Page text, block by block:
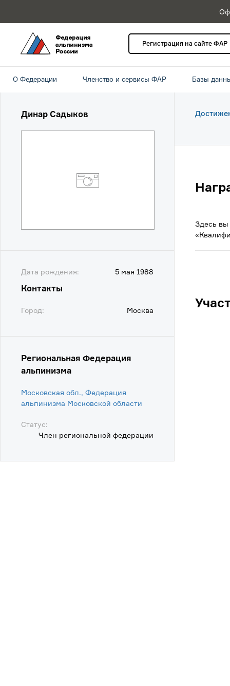
Регистрация на сайте ФАР
О Федерации Членство и сервисы ФАР Базы
Динар Садыков
Дата рождения: 5 мая 1988
Контакты
Город: Москва
Региональная Федерация
альпинизма
Московская обл., Федерация
альпинизма Московской области
Статус:
Член региональной федерации
Здесь вы